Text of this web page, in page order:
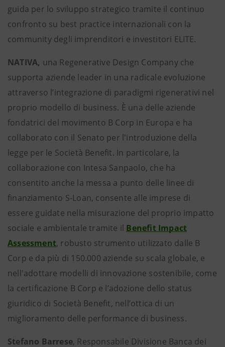
guida per lo sviluppo strategico tramite il continuo
confronto su best practice internazionali con la
community degli imprenditori e investitori ELITE.
NATIVA, una Regenerative Design Company che
supporta aziende leader in una radicale evoluzione
attraverso l’integrazione di paradigmi rigenerativi nel
proprio modello di business. È una delle aziende
fondatrici del movimento B Corp in Europa e ha
collaborato con il Senato per l'introduzione della
legge per le Società Benefit. In particolare, la
collaborazione con Intesa Sanpaolo, che ha
consentito anche la messa a punto delle linee di
finanziamento S-Loan, consente alle imprese di
essere guidate nella misurazione del proprio impatto
sociale e ambientale tramite il Benefit Impact
Assessment, robusto strumento utilizzato dalle B
Corp e da più di 150.000 aziende su scala globale, e
nell'adottare modelli di innovazione sostenibile, come
la certificazione B Corp e l’adozione dello status
giuridico di Società Benefit, nell’ottica di un
miglioramento delle performance di business.
Stefano Barrese, Responsabile Divisione Banca dei